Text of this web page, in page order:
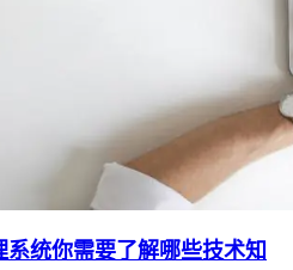
统你需要了解哪些技术知